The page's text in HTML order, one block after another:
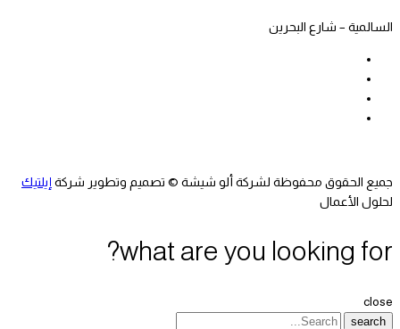
السالمية – شارع البحرين
جميع الحقوق محفوظة لشركة ألو شيشة © تصميم وتطوير شركة إيلتيك
لحلول الأعمال
what are you looking for?
close
search